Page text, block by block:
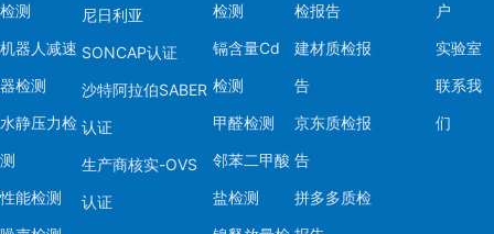
检测
机器人减速
器检测
水静压力检
测
性能检测
尼日利亚
SONCAP认证
沙特阿拉伯SABER
认证
生产商核实-OVS
认证
检测
镉含量Cd
检测
甲醛检测
邻苯二甲酸
盐检测
检报告
建材质检报
告
京东质检报
告
拼多多质检
户
实验室
联系我
们